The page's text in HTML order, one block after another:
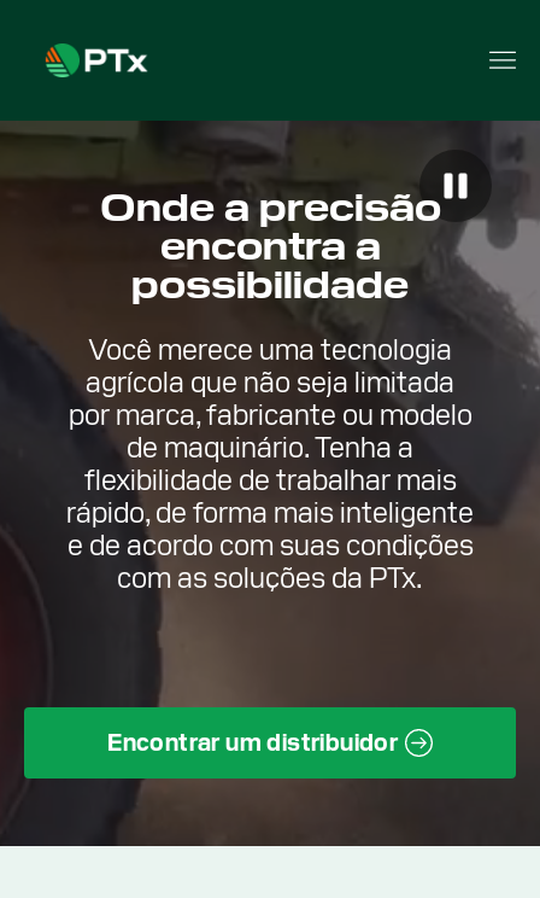
Onde a precisão
encontra a
possibilidade
Você merece uma tecnologia
agrícola que não seja limitada
por marca, fabricante ou modelo
de maquinário. Tenha a
flexibilidade de trabalhar mais
rápido, de forma mais inteligente
e de acordo com suas condições
com as soluções da PTx.
Encontrar um distribuidor